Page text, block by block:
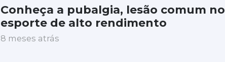
Conheça a pubalgia, lesão comum no
esporte de alto rendimento
8 meses atrás